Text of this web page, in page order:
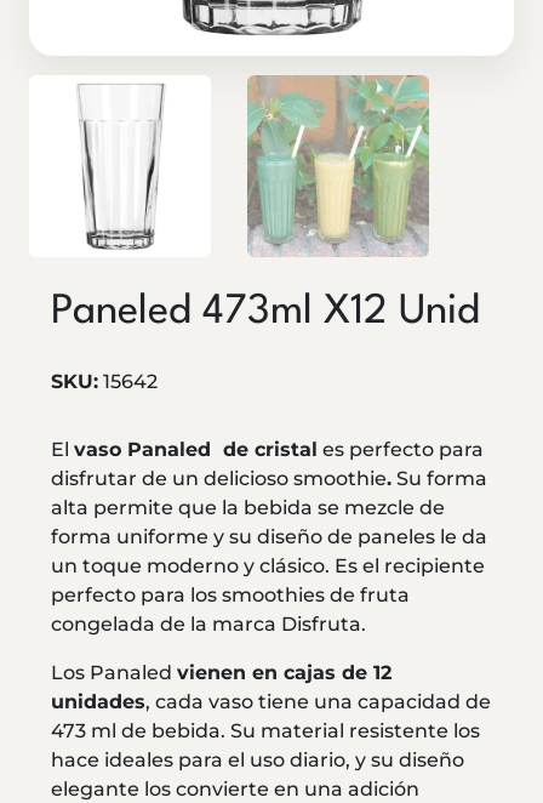
Paneled 473ml X12 Unid
SKU: 15642
El vaso Panaled de cristal es perfecto para
disfrutar de un delicioso smoothie. Su forma
alta permite que la bebida se mezcle de
forma uniforme y su diseño de paneles le da
un toque moderno y clásico. Es el recipiente
perfecto para los smoothies de fruta
congelada de la marca Disfruta.
Los Panaled vienen en cajas de 12
unidades, cada vaso tiene una capacidad de
473 ml de bebida. Su material resistente los
hace ideales para el uso diario, y su diseño
elegante los convierte en una adición